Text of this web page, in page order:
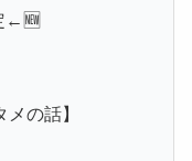
←🆕
の話】